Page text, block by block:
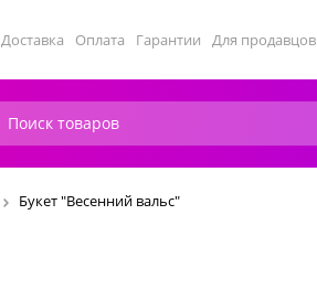
Доставка Оплата Гарантии Для продавцов
Букет "Весенний вальс"